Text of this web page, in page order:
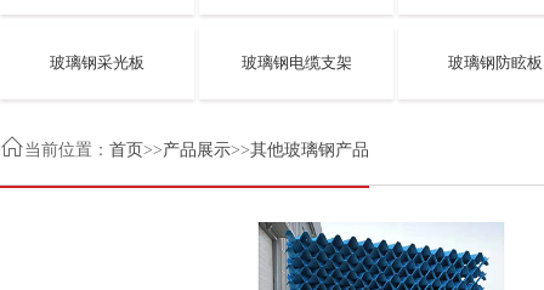
玻璃钢采光板 玻璃钢电缆支架 玻璃钢防眩板
当前位置： 首页>>产品展示>>其他玻璃钢产品